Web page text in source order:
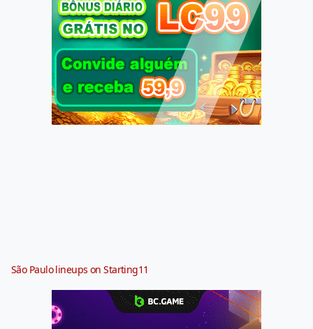
São Paulo lineups on Starting11